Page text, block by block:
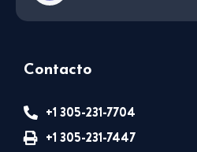
Contacto
+1 305-231-7704
+1 305-231-7447